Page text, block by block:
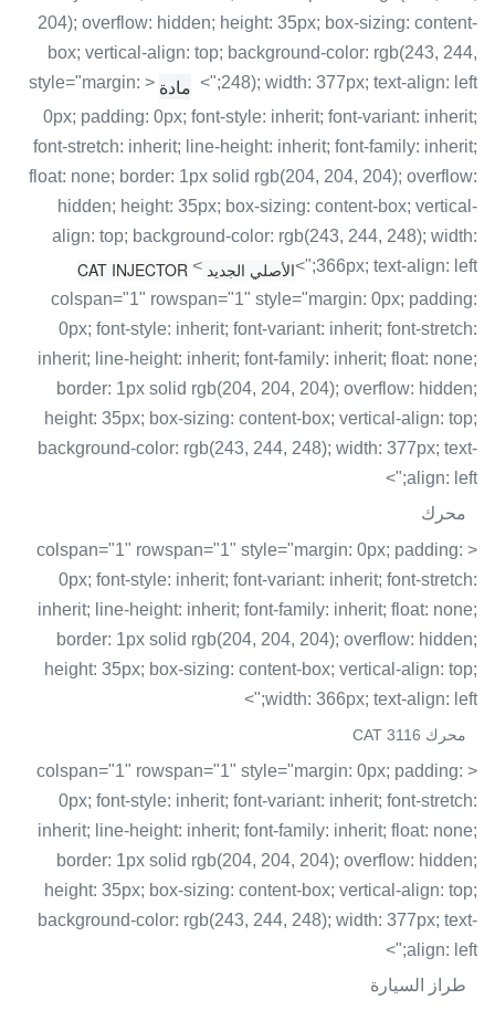
204); overflow: hidden; height: 35px; box-sizing: content-
box; vertical-align: top; background-color: rgb(243, 244,
248); width: 377px; text-align: left;">
مادة
< style="margin:
0px; padding: 0px; font-style: inherit; font-variant: inherit;
font-stretch: inherit; line-height: inherit; font-family: inherit;
float: none; border: 1px solid rgb(204, 204, 204); overflow:
hidden; height: 35px; box-sizing: content-box; vertical-
align: top; background-color: rgb(243, 244, 248); width:
366px; text-align: left;">
الأصلي الجديد CAT INJECTOR <
colspan="1" rowspan="1" style="margin: 0px; padding:
0px; font-style: inherit; font-variant: inherit; font-stretch:
inherit; line-height: inherit; font-family: inherit; float: none;
border: 1px solid rgb(204, 204, 204); overflow: hidden;
height: 35px; box-sizing: content-box; vertical-align: top;
background-color: rgb(243, 244, 248); width: 377px; text-
align: left;">
محرك
< colspan="1" rowspan="1" style="margin: 0px; padding:
0px; font-style: inherit; font-variant: inherit; font-stretch:
inherit; line-height: inherit; font-family: inherit; float: none;
border: 1px solid rgb(204, 204, 204); overflow: hidden;
height: 35px; box-sizing: content-box; vertical-align: top;
width: 366px; text-align: left;">
محرك CAT 3116
< colspan="1" rowspan="1" style="margin: 0px; padding:
0px; font-style: inherit; font-variant: inherit; font-stretch:
inherit; line-height: inherit; font-family: inherit; float: none;
border: 1px solid rgb(204, 204, 204); overflow: hidden;
height: 35px; box-sizing: content-box; vertical-align: top;
background-color: rgb(243, 244, 248); width: 377px; text-
align: left;">
طراز السيارة